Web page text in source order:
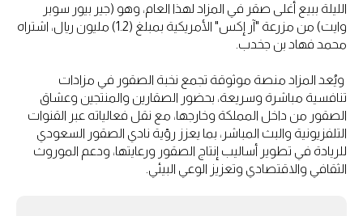
الليلة ببيع أغلى صقر في المزاد لهذا العام، وهو (جير بيور سوبر
وايت) من مزرعة "آر إكس" الأمريكية بمبلغ (1.2) مليون ريال، اشتراه
محمد فهاد بن جخدب.
ويُعد المزاد منصة موثوقة تجمع نخبة الصقور في مزادات
تنافسية مباشرة وسريعة، بحضور الصقارين والمنتجين وعشاق
الصقور من داخل المملكة وخارجها، مع نقل فعالياته عبر القنوات
التلفزيونية والبث المباشر، بما يعزز رؤية نادي الصقور السعودي
للريادة في تطوير أساليب إنتاج الصقور ورعايتها، ودعم الموروث
الثقافي والاقتصادي وتعزيز الوعي البيئي.